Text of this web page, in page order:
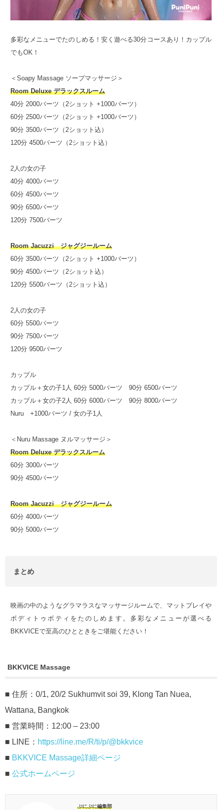
多彩なメニューでたのしめる！安く遊べる30分コースあり！カップル
でもOK！
＜Soapy Massage ソープマッサージ＞
Room Deluxe デラックスルーム
40分 2000バーツ（2ショット +1000バーツ）
60分 2500バーツ（2ショット +1000バーツ）
90分 3500バーツ（2ショット込）
120分 4500バーツ（2ショット込）
2人の女の子
40分 4000バーツ
60分 4500バーツ
90分 6500バーツ
120分 7500バーツ
Room Jacuzzi ジャグジールーム
60分 3500バーツ（2ショット +1000バーツ）
90分 4500バーツ（2ショット込）
120分 5500バーツ（2ショット込）
2人の女の子
60分 5500バーツ
90分 7500バーツ
120分 9500バーツ
カップル
カップル＋女の子1人 60分 5000バーツ 90分 6500バーツ
カップル＋女の子2人 60分 6000バーツ 90分 8000バーツ
Nuru +1000バーツ / 女の子1人
＜Nuru Massage ヌルマッサージ＞
Room Deluxe デラックスルーム
60分 3000バーツ
90分 4500バーツ
Room Jacuzzi ジャグジールーム
60分 4000バーツ
90分 5000バーツ
まとめ
映画の中のようなグラマラスなマッサージルームで、マットプレイや
ボディトゥボティをたのしめます。多彩なメニューが選べる
BKKVICEで至高のひとときをご堪能ください！
BKKVICE Massage
■ 住所：0/1, 20/2 Sukhumvit soi 39, Klong Tan Nuea,
Wattana, Bangkok
■ 営業時間：12:00 – 23:00
■ LINE： https://line.me/R/ti/p/@bkkvice
■ BKKVICE Massage詳細ページ
■ 公式ホームページ
ぷにぷに編集部